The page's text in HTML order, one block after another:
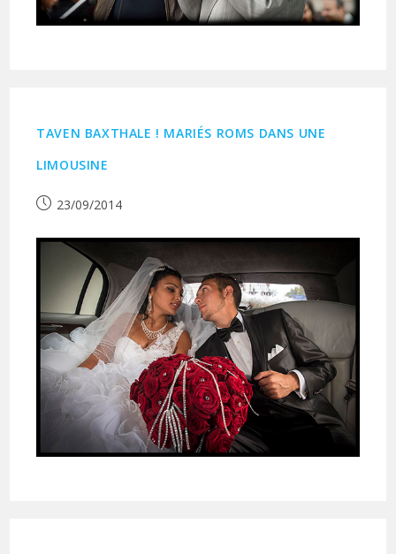
TAVEN BAXTHALE ! MARIÉS ROMS DANS UNE
LIMOUSINE
Publication
23/09/2014